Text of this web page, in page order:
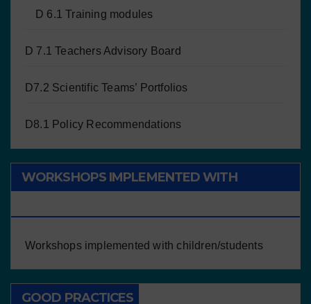
D 6.1 Training modules
D 7.1 Teachers Advisory Board
D7.2 Scientific Teams’ Portfolios
D8.1 Policy Recommendations
WORKSHOPS IMPLEMENTED WITH
Workshops implemented with children/students
GOOD PRACTICES